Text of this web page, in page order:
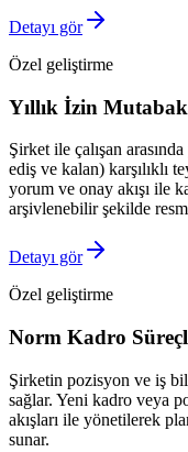
Detayı gör
Özel geliştirme
Yıllık İzin
Şirket ile çalışan
ediş ve kalan) karşılıklı
yorum ve onay akışı ile
arşivlenebilir şekilde
Detayı gör
Özel geliştirme
Norm Kadro
Şirketin pozisyon ve iş
sağlar. Yeni kadro veya
akışları ile yönetilerek
sunar.